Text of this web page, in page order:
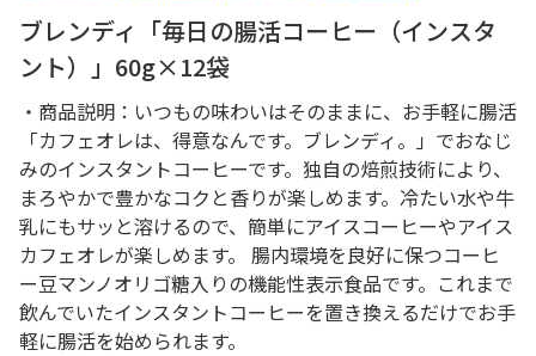
ブレンディ「毎日の腸活コーヒー（インスタ
ント）」60g×12袋
・商品説明：いつもの味わいはそのままに、お手軽に腸活
「カフェオレは、得意なんです。ブレンディ。」でおなじ
みのインスタントコーヒーです。独自の焙煎技術により、
まろやかで豊かなコクと香りが楽しめます。冷たい水や牛
乳にもサッと溶けるので、簡単にアイスコーヒーやアイス
カフェオレが楽しめます。 腸内環境を良好に保つコーヒ
ー豆マンノオリゴ糖入りの機能性表示食品です。これまで
飲んでいたインスタントコーヒーを置き換えるだけでお手
軽に腸活を始められます。